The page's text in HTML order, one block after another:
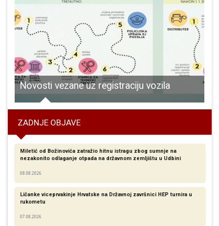
Novosti vezane uz registraciju vozila
ZADNJE OBJAVE
Miletić od Božinovića zatražio hitnu istragu zbog sumnje na
nezakonito odlaganje otpada na državnom zemljištu u Udbini
08.08.2026
Ličanke viceprvakinje Hrvatske na Državnoj završnici HEP turnira u
rukometu
07.08.2026